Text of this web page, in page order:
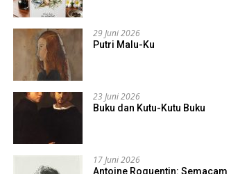
29 Juni 2026
Putri Malu-Ku
23 Juni 2026
Buku dan Kutu-Kutu Buku
17 Juni 2026
Antoine Roquentin: Semacam